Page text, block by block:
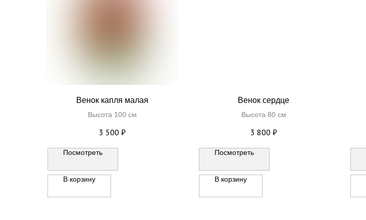
Венок капля малая
Высота 100 см
3 500 ₽
Посмотреть
В корзину
Венок сердце
Высота 80 см
3 800 ₽
Посмотреть
В корзину